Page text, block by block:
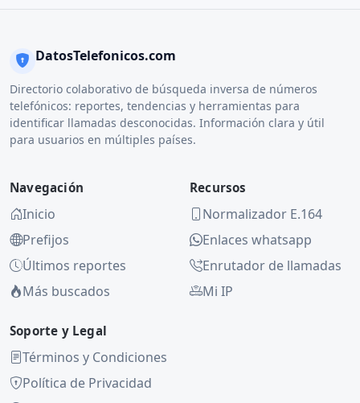
DatosTelefonicos.com
Directorio colaborativo de búsqueda inversa de números
telefónicos: reportes, tendencias y herramientas para
identificar llamadas desconocidas. Información clara y útil
para usuarios en múltiples países.
Navegación
Inicio
Prefijos
Últimos reportes
Más buscados
Recursos
Normalizador E.164
Enlaces whatsapp
Enrutador de llamadas
Mi IP
Soporte y Legal
Términos y Condiciones
Política de Privacidad